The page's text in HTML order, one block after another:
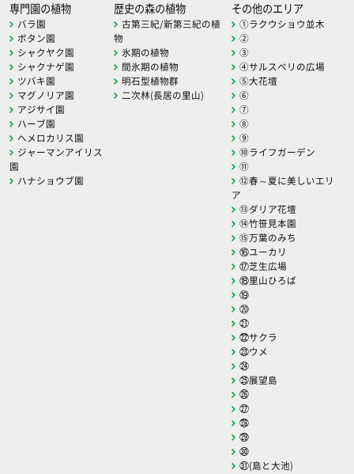
専門園の植物
バラ園
ボタン園
シャクヤク園
シャクナゲ園
ツバキ園
マグノリア園
アジサイ園
ハーブ園
ヘメロカリス園
ジャーマンアイリス
園
ハナショウブ園
歴史の森の植物
古第三紀/新第三紀の植
物
氷期の植物
間氷期の植物
明石型植物群
二次林(長居の里山)
その他のエリア
①ラクウショウ並木
②
③
④サルスベリの広場
⑤大花壇
⑥
⑦
⑧
⑨
⑩ライフガーデン
⑪
⑫春～夏に美しいエリ
ア
⑬ダリア花壇
⑭竹笹見本園
⑮万葉のみち
⑯ユーカリ
⑰芝生広場
⑱里山ひろば
⑲
⑳
㉑
㉒サクラ
㉓ウメ
㉔
㉕展望島
㉖
㉗
㉘
㉙
㉚
㉛(島と大池)